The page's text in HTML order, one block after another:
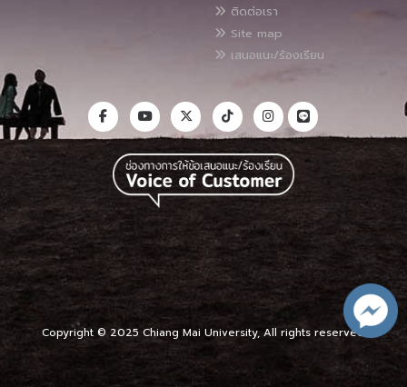
ติดต่อเรา
Site map
เสนอแนะ/ร้องเรียน
Copyright © 2025 Chiang Mai University, All rights reserved.